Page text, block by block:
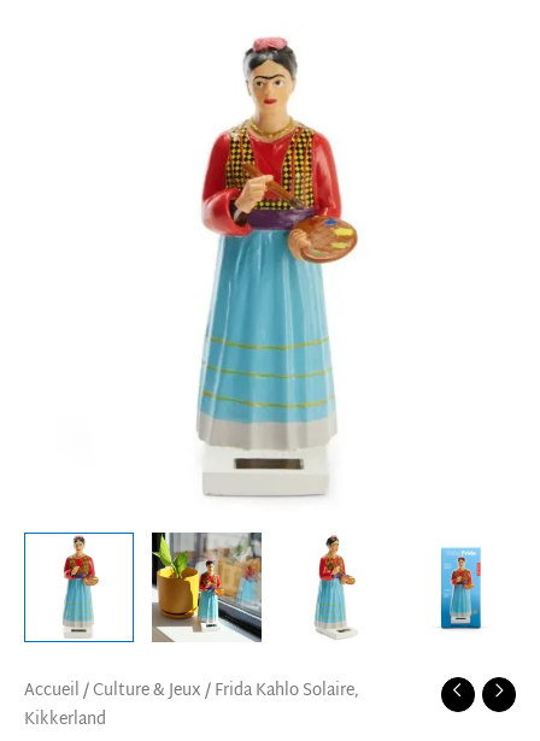
Accueil/Culture & Jeux/ Frida Kahlo Solaire,
Kikkerland